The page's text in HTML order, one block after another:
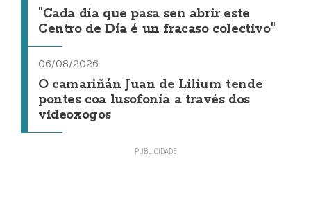
"Cada día que pasa sen abrir este
Centro de Día é un fracaso colectivo"
06/08/2026
O camariñán Juan de Lilium tende
pontes coa lusofonía a través dos
videoxogos